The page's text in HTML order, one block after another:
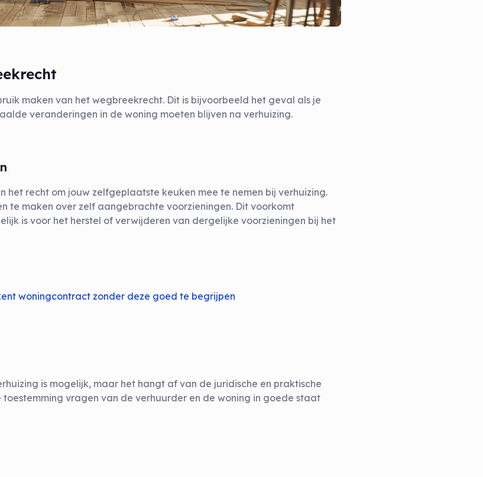
maken van het wegbreekrecht. Dit is bijvoorbeeld het geval als je
veranderingen in de woning moeten blijven na verhuizing.
het recht om jouw zelfgeplaatste keuken mee te nemen bij verhuizing.
te maken over zelf aangebrachte voorzieningen. Dit voorkomt
is voor het herstel of verwijderen van dergelijke voorzieningen bij het
woningcontract zonder deze goed te begrijpen
is mogelijk, maar het hangt af van de juridische en praktische
toestemming vragen van de verhuurder en de woning in goede staat